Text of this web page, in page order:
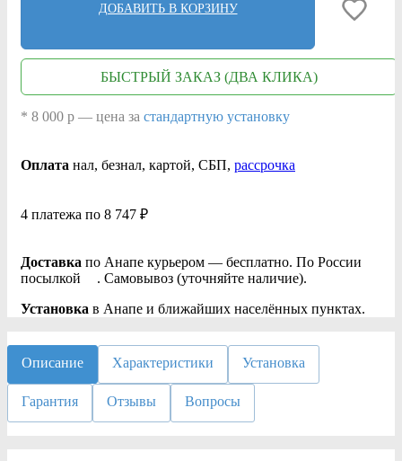
ДОБАВИТЬ В КОРЗИНУ
БЫСТРЫЙ ЗАКАЗ (ДВА КЛИКА)
* 8 000 р — цена за стандартную установку
Оплата нал, безнал, картой, СБП, рассрочка
4 платежа по 8 747 ₽
Доставка по Анапе курьером — бесплатно. По России
посылкой
. Самовывоз (уточняйте наличие).
Установка в Анапе и ближайших населённых пунктах.
Описание Характеристики Установка
Гарантия Отзывы Вопросы